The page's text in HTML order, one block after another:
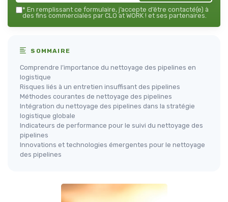
* En remplissant ce formulaire, j’accepte d’être contacté(e) à
des fins commerciales par CLO at WORK ! et ses partenaires.
SOMMAIRE
Comprendre l’importance du nettoyage des pipelines en
logistique
Risques liés à un entretien insuffisant des pipelines
Méthodes courantes de nettoyage des pipelines
Intégration du nettoyage des pipelines dans la stratégie
logistique globale
Indicateurs de performance pour le suivi du nettoyage des
pipelines
Innovations et technologies émergentes pour le nettoyage
des pipelines